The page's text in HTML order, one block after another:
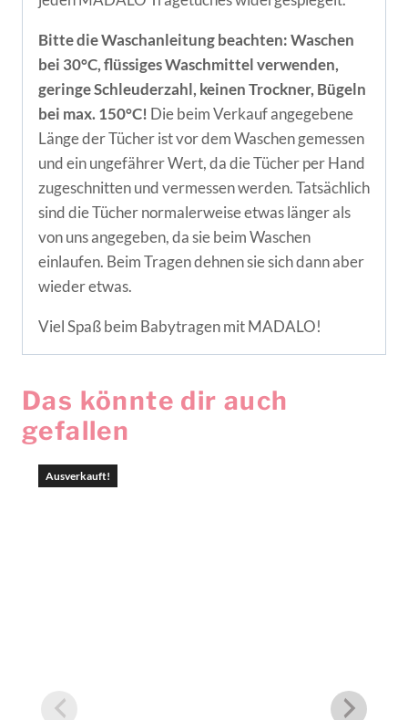
Bitte die Waschanleitung beachten: Waschen
bei 30°C, flüssiges Waschmittel verwenden,
geringe Schleuderzahl, keinen Trockner, Bügeln
bei max. 150°C! Die beim Verkauf angegebene
Länge der Tücher ist vor dem Waschen gemessen
und ein ungefährer Wert, da die Tücher per Hand
zugeschnitten und vermessen werden. Tatsächlich
sind die Tücher normalerweise etwas länger als
von uns angegeben, da sie beim Waschen
einlaufen. Beim Tragen dehnen sie sich dann aber
wieder etwas.
Viel Spaß beim Babytragen mit MADALO!
Das könnte dir auch
gefallen
Ausverkauft!